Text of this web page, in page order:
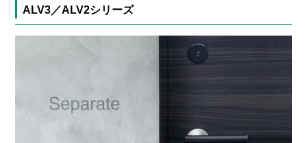
ALV3／ALV2シリーズ